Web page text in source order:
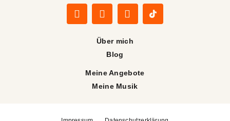
Über mich
Blog
Meine Angebote
Meine Musik